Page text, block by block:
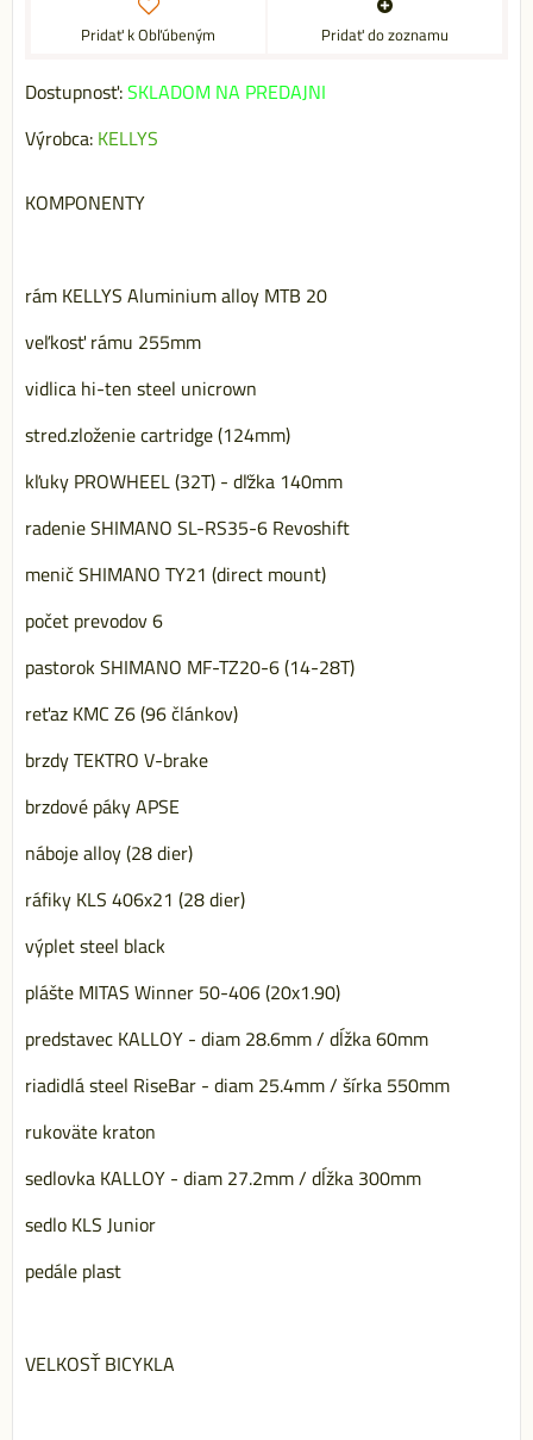
Pridať k Obľúbeným Pridať do zoznamu
Dostupnosť:SKLADOM NA PREDAJNI
Výrobca: KELLYS
KOMPONENTY
rám KELLYS Aluminium alloy MTB 20
veľkosť rámu 255mm
vidlica hi-ten steel unicrown
stred.zloženie cartridge (124mm)
kľuky PROWHEEL (32T) - dľžka 140mm
radenie SHIMANO SL-RS35-6 Revoshift
menič SHIMANO TY21 (direct mount)
počet prevodov 6
pastorok SHIMANO MF-TZ20-6 (14-28T)
reťaz KMC Z6 (96 článkov)
brzdy TEKTRO V-brake
brzdové páky APSE
náboje alloy (28 dier)
ráfiky KLS 406x21 (28 dier)
výplet steel black
plášte MITAS Winner 50-406 (20x1.90)
predstavec KALLOY - diam 28.6mm / dĺžka 60mm
riadidlá steel RiseBar - diam 25.4mm / šírka 550mm
rukoväte kraton
sedlovka KALLOY - diam 27.2mm / dĺžka 300mm
sedlo KLS Junior
pedále plast
VELKOSŤ BICYKLA